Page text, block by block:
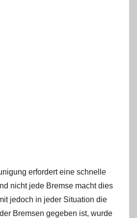
erfordert eine schnelle
nicht jede Bremse macht dies
jedoch in jeder Situation die
Bremsen gegeben ist, wurde